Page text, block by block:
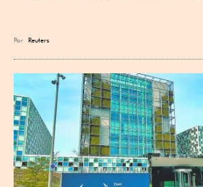
Por Reuters